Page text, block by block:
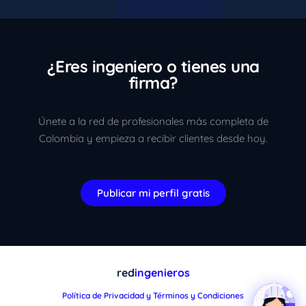
¿Eres ingeniero o tienes una
firma?
Únete a la red de profesionales más completa de
Colombia y empieza a recibir clientes desde hoy.
Publicar mi perfil gratis
redingenieros
Política de Privacidad y Términos y Condiciones